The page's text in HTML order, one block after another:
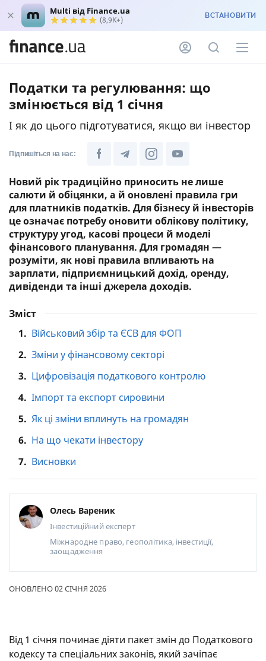
Multi від Finance.ua
(8,9K+) ВСТАНОВИТИ
Податки та регулювання: що
змінюється від 1 січня
І як до цього підготуватися, якщо ви інвестор
Підпишіться на нас:
Новий рік традиційно приносить не лише
салюти й обіцянки, а й оновлені правила гри
для платників податків. Для бізнесу й інвесторів
це означає потребу оновити облікову політику,
структуру угод, касові процеси й моделі
фінансового планування. Для громадян —
розуміти, як нові правила впливають на
зарплати, підприємницький дохід, оренду,
дивіденди та інші джерела доходів.
Зміст
1. Військовий збір та ЄСВ для ФОП
2. Зміни у фінансовому секторі
3. Цифровізація податкового контролю
4. Імпорт та експорт сировини
5. Як ці зміни вплинуть на громадян
6. На що чекати інвестору
7. Висновки
Олесь Вареник
Інвестиційний експерт
Міжнародне право, геополітика, інвестиції,
заощадження
ОНОВЛЕНО 02 СІЧНЯ 2026
Від 1 січня починає діяти пакет змін до Податкового
кодексу та спеціальних законів, який зачіпає